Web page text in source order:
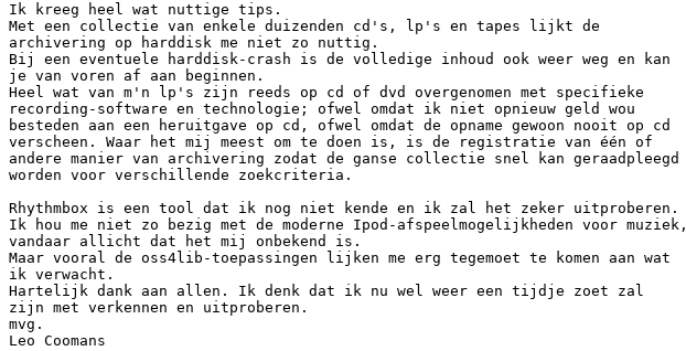
Ik kreeg heel wat nuttige tips.
Met een collectie van enkele duizenden cd's, lp's en tapes lijkt de
archivering op harddisk me niet zo nuttig.
Bij een eventuele harddisk-crash is de volledige inhoud ook weer weg en kan
je van voren af aan beginnen.
Heel wat van m'n lp's zijn reeds op cd of dvd overgenomen met specifieke
recording-software en technologie; ofwel omdat ik niet opnieuw geld wou
besteden aan een heruitgave op cd, ofwel omdat de opname gewoon nooit op cd
verscheen. Waar het mij meest om te doen is, is de registratie van één of
andere manier van archivering zodat de ganse collectie snel kan geraadpleegd
worden voor verschillende zoekcriteria.
Rhythmbox is een tool dat ik nog niet kende en ik zal het zeker uitproberen.
Ik hou me niet zo bezig met de moderne Ipod-afspeelmogelijkheden voor muziek,
vandaar allicht dat het mij onbekend is.
Maar vooral de oss4lib-toepassingen lijken me erg tegemoet te komen aan wat
ik verwacht.
Hartelijk dank aan allen. Ik denk dat ik nu wel weer een tijdje zoet zal
zijn met verkennen en uitproberen.
mvg.
Leo Coomans